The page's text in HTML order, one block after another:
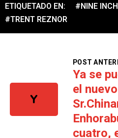
ETIQUETADO EN: #NINE
#TRENT REZNOR
Y
POST
Ya se
el
cuatro,